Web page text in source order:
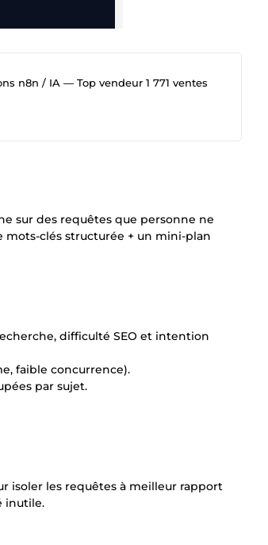
n8n / IA — Top vendeur 1 771 ventes
sur des requêtes que personne ne
clés structurée + un mini-plan
difficulté SEO et intention
faible concurrence).
par sujet.
isoler les requêtes à meilleur rapport
inutile.